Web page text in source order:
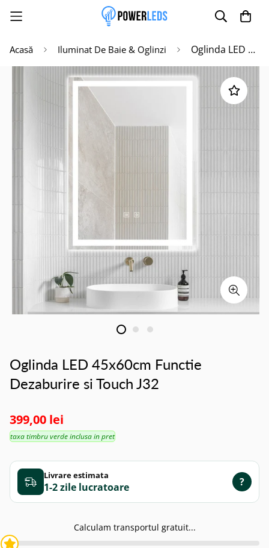
Acasă Iluminat De Baie & Oglinzi Oglinda LED 45x60cm Functie Dezaburire si Touch J32
Oglinda LED 45x60cm Functie
Dezaburire si Touch J32
399,00 lei
taxa timbru verde inclusa in pret
Livrare estimata
1-2 zile ?
Calculam transportul gratuit...
Poate mai târziu Activează notificările